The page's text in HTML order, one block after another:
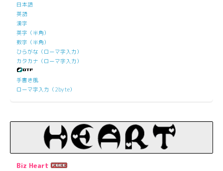
日本語
英語
漢字
英字（半角）
数字（半角）
ひらがな（ローマ字入力）
カタカナ（ローマ字入力）
手書き風
ローマ字入力（2byte）
Biz Heart